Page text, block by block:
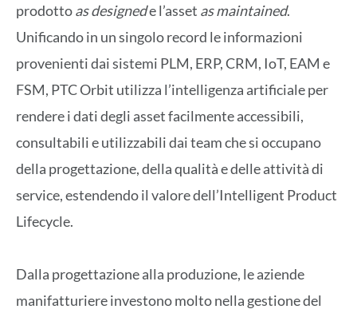
prodottoas designede l’asset as maintained.
Unificando in un singolo record le informazioni
provenienti dai sistemi PLM, ERP, CRM, IoT, EAM e
FSM, PTC Orbit utilizza l’intelligenza artificiale per
rendere i dati degli asset facilmente accessibili,
consultabili e utilizzabili dai team che si occupano
della progettazione, della qualità e delle attività di
service, estendendo il valore dell’Intelligent Product
Lifecycle.
Dalla progettazione alla produzione, le aziende
manifatturiere investono molto nella gestione del